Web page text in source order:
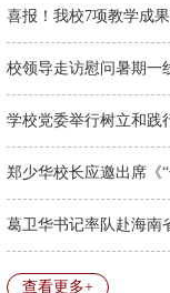
喜报！我校7项教学成
校领导走访慰问暑期一
学校党委举行树立和践
郑少华校长应邀出席《
葛卫华书记率队赴海南